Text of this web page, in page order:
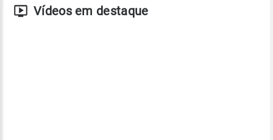
Vídeos em destaque